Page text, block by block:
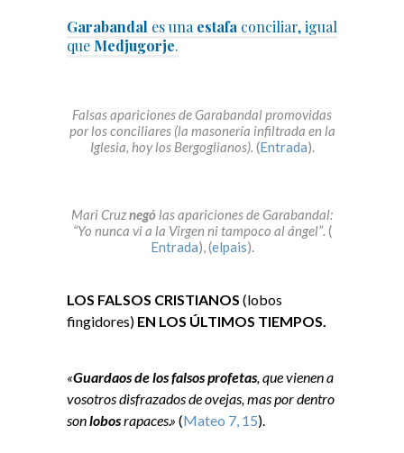
Garabandal es una estafa conciliar, igual
que Medjugorje.
Falsas apariciones de Garabandal promovidas
por los conciliares (la masonería infiltrada en la
Iglesia, hoy los Bergoglianos). (Entrada).
Mari Cruznegó las apariciones de Garabandal:
“Yo nunca vi a la Virgen ni tampoco al ángel”. (
Entrada), (elpais).
LOS FALSOS CRISTIANOS (lobos
fingidores) EN LOS ÚLTIMOS TIEMPOS.
«Guardaos de los falsos profetas, que vienen a
vosotros disfrazados de ovejas, mas por dentro
sonlobosrapaces.» (Mateo 7, 15).